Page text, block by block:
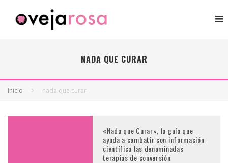
NADA QUE CURAR
Inicio nada que curar
«Nada que Curar», la guía que
ayuda a combatir con información
científica las denominadas
terapias de conversión